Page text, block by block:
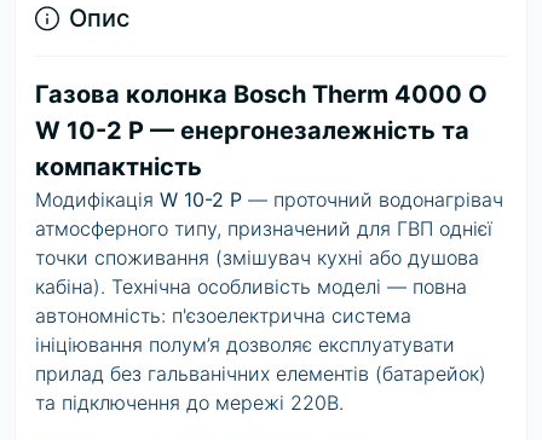
Опис
Газова колонка Bosch Therm 4000 O
W 10-2 P — енергонезалежність та
компактність
Модифікація W 10-2 P — проточний водонагрівач
атмосферного типу, призначений для ГВП однієї
точки споживання (змішувач кухні або душова
кабіна). Технічна особливість моделі — повна
автономність: п'єзоелектрична система
ініціювання полум’я дозволяє експлуатувати
прилад без гальванічних елементів (батарейок)
та підключення до мережі 220В.